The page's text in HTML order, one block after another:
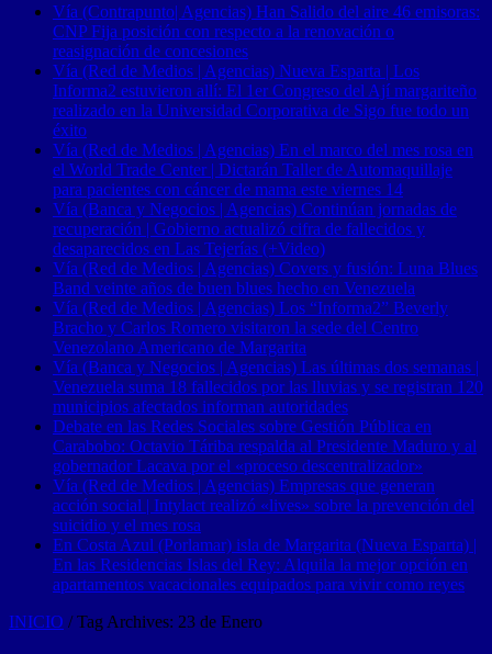
Vía (Contrapunto| Agencias) Han Salido del aire 46 emisoras:
CNP Fija posición con respecto a la renovación o
reasignación de concesiones
Vía (Red de Medios | Agencias) Nueva Esparta | Los
Informa2 estuvieron allí: El 1er Congreso del Ají margariteño
realizado en la Universidad Corporativa de Sigo fue todo un
éxito
Vía (Red de Medios | Agencias) En el marco del mes rosa en
el World Trade Center | Dictarán Taller de Automaquillaje
para pacientes con cáncer de mama este viernes 14
Vía (Banca y Negocios | Agencias) Continúan jornadas de
recuperación | Gobierno actualizó cifra de fallecidos y
desaparecidos en Las Tejerías (+Video)
Vía (Red de Medios | Agencias) Covers y fusión: Luna Blues
Band veinte años de buen blues hecho en Venezuela
Vía (Red de Medios | Agencias) Los “Informa2” Beverly
Bracho y Carlos Romero visitaron la sede del Centro
Venezolano Americano de Margarita
Vía (Banca y Negocios | Agencias) Las últimas dos semanas |
Venezuela suma 18 fallecidos por las lluvias y se registran 120
municipios afectados informan autoridades
Debate en las Redes Sociales sobre Gestión Pública en
Carabobo: Octavio Táriba respalda al Presidente Maduro y al
gobernador Lacava por el «proceso descentralizador»
Vía (Red de Medios | Agencias) Empresas que generan
acción social | Intylact realizó «lives» sobre la prevención del
suicidio y el mes rosa
En Costa Azul (Porlamar) isla de Margarita (Nueva Esparta) |
En las Residencias Islas del Rey: Alquila la mejor opción en
apartamentos vacacionales equipados para vivir como reyes
INICIO / Tag Archives: 23 de Enero